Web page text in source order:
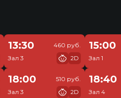
13:30
Зал 3
460 руб.
2D
15:00
Зал 1
18:00
Зал 3
510 руб.
2D
18:40
Зал 4